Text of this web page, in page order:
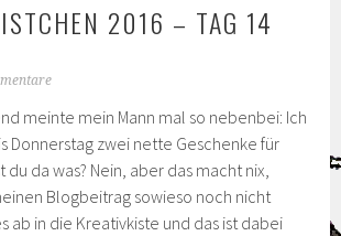
2016 – TAG 14
meinte mein Mann mal so nebenbei: Ich
Donnerstag zwei nette Geschenke für
da was? Nein, aber das macht nix,
Blogbeitrag sowieso noch nicht
ab in die Kreativkiste und das ist dabei